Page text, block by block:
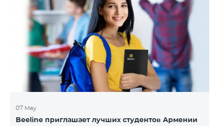
07 May
Beeline приглашает лучших студентов Армении